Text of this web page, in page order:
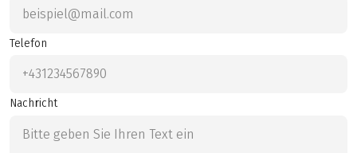
Telefon
Nachricht